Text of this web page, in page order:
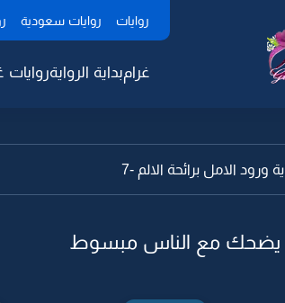
روايات روايات سعودية
غرامبداية الروايةروايات
ورود الامل برائحة الالم -7
يضحك مع الناس مبسوط